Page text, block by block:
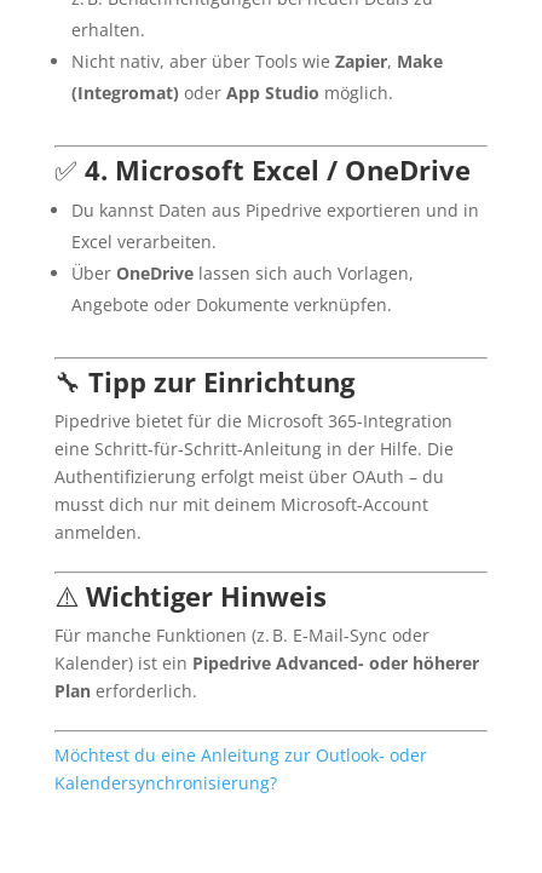
erhalten.
Nicht nativ, aber über Tools wie Zapier, Make
(Integromat) oder App Studio möglich.
✅ 4. Microsoft Excel / OneDrive
Du kannst Daten aus Pipedrive exportieren und in
Excel verarbeiten.
Über OneDrivelassen sich auch Vorlagen,
Angebote oder Dokumente verknüpfen.
🔧 Tipp zur Einrichtung
Pipedrive bietet für die Microsoft 365-Integration
eine Schritt-für-Schritt-Anleitung in der Hilfe. Die
Authentifizierung erfolgt meist über OAuth – du
musst dich nur mit deinem Microsoft-Account
anmelden.
⚠️ Wichtiger Hinweis
Für manche Funktionen (z. B. E-Mail-Sync oder
Kalender) ist ein Pipedrive Advanced- oder höherer
Planerforderlich.
Möchtest du eine Anleitung zur Outlook- oder
Kalendersynchronisierung?